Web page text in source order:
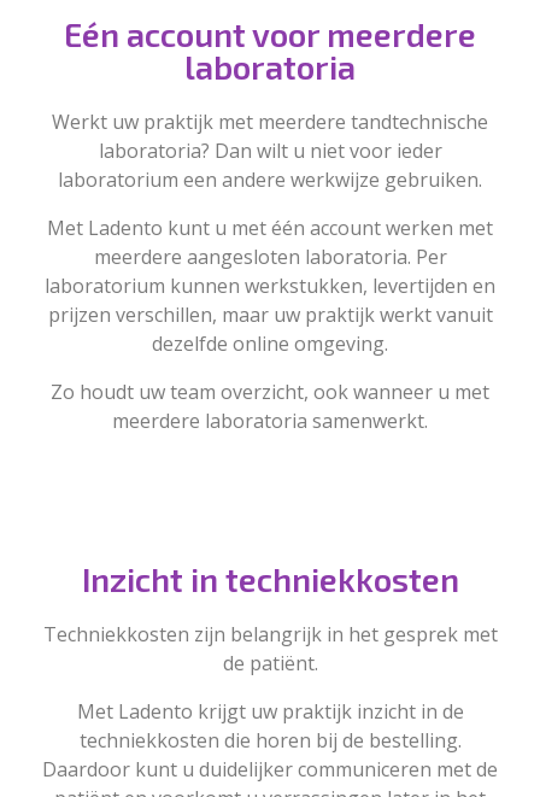
Eén account voor meerdere
laboratoria
Werkt uw praktijk met meerdere tandtechnische
laboratoria? Dan wilt u niet voor ieder
laboratorium een andere werkwijze gebruiken.
Met Ladento kunt u met één account werken met
meerdere aangesloten laboratoria. Per
laboratorium kunnen werkstukken, levertijden en
prijzen verschillen, maar uw praktijk werkt vanuit
dezelfde online omgeving.
Zo houdt uw team overzicht, ook wanneer u met
meerdere laboratoria samenwerkt.
Inzicht in techniekkosten
Techniekkosten zijn belangrijk in het gesprek met
de patiënt.
Met Ladento krijgt uw praktijk inzicht in de
techniekkosten die horen bij de bestelling.
Daardoor kunt u duidelijker communiceren met de